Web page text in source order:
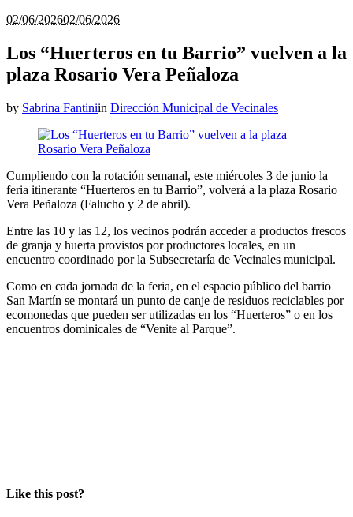
02/06/202602/06/2026
Los “Huerteros en tu Barrio” vuelven a la
plaza Rosario Vera Peñaloza
by Sabrina Fantiniin Dirección Municipal de Vecinales
Cumpliendo con la rotación semanal, este miércoles 3 de junio la
feria itinerante “Huerteros en tu Barrio”, volverá a la plaza Rosario
Vera Peñaloza (Falucho y 2 de abril).
Entre las 10 y las 12, los vecinos podrán acceder a productos frescos
de granja y huerta provistos por productores locales, en un
encuentro coordinado por la Subsecretaría de Vecinales municipal.
Como en cada jornada de la feria, en el espacio público del barrio
San Martín se montará un punto de canje de residuos reciclables por
ecomonedas que pueden ser utilizadas en los “Huerteros” o en los
encuentros dominicales de “Venite al Parque”.
Like this post?